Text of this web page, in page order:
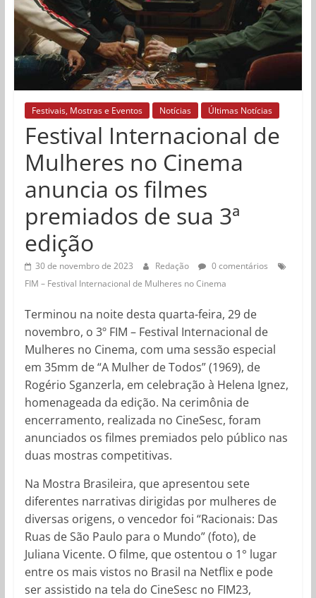
Festivais, Mostras e Eventos Notícias Últimas Notícias
Festival Internacional de
Mulheres no Cinema
anuncia os filmes
premiados de sua 3ª
edição
30 de novembro de 2023 Redação
0 comentários
FIM – Festival Internacional de Mulheres no Cinema
Terminou na noite desta quarta-feira, 29 de
novembro, o 3º FIM – Festival Internacional de
Mulheres no Cinema, com uma sessão especial
em 35mm de “A Mulher de Todos” (1969), de
Rogério Sganzerla, em celebração à Helena Ignez,
homenageada da edição. Na cerimônia de
encerramento, realizada no CineSesc, foram
anunciados os filmes premiados pelo público nas
duas mostras competitivas.
Na Mostra Brasileira, que apresentou sete
diferentes narrativas dirigidas por mulheres de
diversas origens, o vencedor foi “Racionais: Das
Ruas de São Paulo para o Mundo” (foto), de
Juliana Vicente. O filme, que ostentou o 1° lugar
entre os mais vistos no Brasil na Netflix e pode
ser assistido na tela do CineSesc no FIM23,